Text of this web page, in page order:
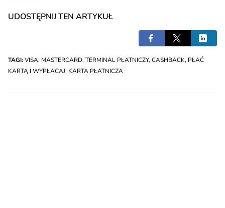
UDOSTĘPNIJ TEN ARTYKUŁ
TAGI:VISA, MASTERCARD, TERMINAL PŁATNICZY, CASHBACK, PŁAĆ
KARTĄ I WYPŁACAJ, KARTA PŁATNICZA